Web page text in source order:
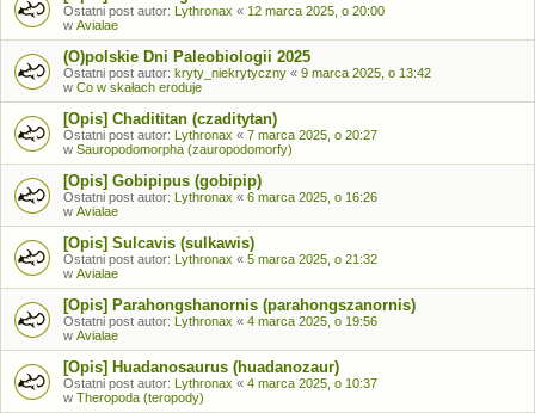
Ostatni post autor: Lythronax « 12 marca 2025, o 20:00
w Avialae
(O)polskie Dni Paleobiologii 2025
Ostatni post autor: kryty_niekrytyczny « 9 marca 2025, o 13:42
w Co w skałach eroduje
[Opis] Chadititan (czaditytan)
Ostatni post autor: Lythronax « 7 marca 2025, o 20:27
w Sauropodomorpha (zauropodomorfy)
[Opis] Gobipipus (gobipip)
Ostatni post autor: Lythronax « 6 marca 2025, o 16:26
w Avialae
[Opis] Sulcavis (sulkawis)
Ostatni post autor: Lythronax « 5 marca 2025, o 21:32
w Avialae
[Opis] Parahongshanornis (parahongszanornis)
Ostatni post autor: Lythronax « 4 marca 2025, o 19:56
w Avialae
[Opis] Huadanosaurus (huadanozaur)
Ostatni post autor: Lythronax « 4 marca 2025, o 10:37
w Theropoda (teropody)